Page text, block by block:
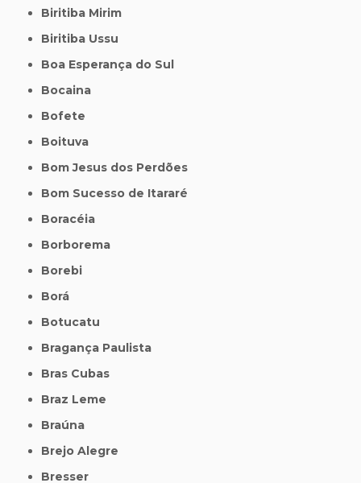
Biritiba Mirim
Biritiba Ussu
Boa Esperança do Sul
Bocaina
Bofete
Boituva
Bom Jesus dos Perdões
Bom Sucesso de Itararé
Boracéia
Borborema
Borebi
Borá
Botucatu
Bragança Paulista
Bras Cubas
Braz Leme
Braúna
Brejo Alegre
Bresser